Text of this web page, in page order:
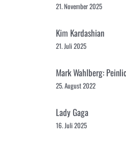
21. November 2025
Kim Kardashian
21. Juli 2025
Mark Wahlberg:
25. August 2022
Lady Gaga
16. Juli 2025